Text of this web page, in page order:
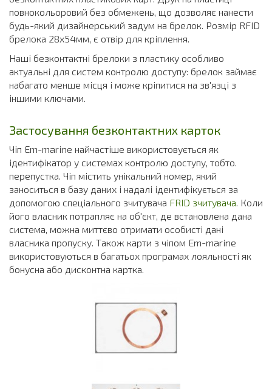
повнокольоровий без обмежень, що дозволяє нанести
будь-який дизайнерський задум на брелок. Розмір RFID
брелока 28х54мм, є отвір для кріплення.
Наші безконтактні брелоки з пластику особливо
актуальні для систем контролю доступу: брелок займає
набагато менше місця і може кріпитися на зв'язці з
іншими ключами.
Застосування безконтактних карток
Чіп Em-marine найчастіше використовується як
ідентифікатор у системах контролю доступу, тобто.
перепустка. Чіп містить унікальний номер, який
заноситься в базу даних і надалі ідентифікується за
допомогою спеціального зчитувача FRID зчитувача. Коли
його власник потрапляє на об'єкт, де встановлена дана
система, можна миттєво отримати особисті дані
власника пропуску. Також карти з чіпом Em-marine
використовуються в багатьох програмах лояльності як
бонусна або дисконтна картка.